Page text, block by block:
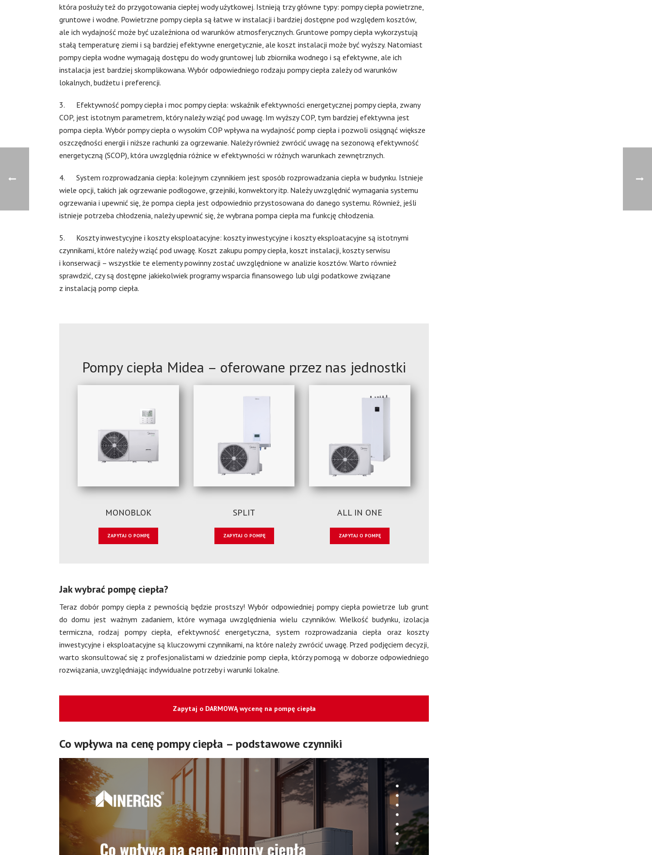
która posłuży też do przygotowania ciepłej wody użytkowej. Istnieją trzy główne typy: pompy ciepła powietrzne,
gruntowe i wodne. Powietrzne pompy ciepła są łatwe w instalacji i bardziej dostępne pod względem kosztów,
ale ich wydajność może być uzależniona od warunków atmosferycznych. Gruntowe pompy ciepła wykorzystują
stałą temperaturę ziemi i są bardziej efektywne energetycznie, ale koszt instalacji może być wyższy. Natomiast
pompy ciepła wodne wymagają dostępu do wody gruntowej lub zbiornika wodnego i są efektywne, ale ich
instalacja jest bardziej skomplikowana. Wybór odpowiedniego rodzaju pompy ciepła zależy od warunków
lokalnych, budżetu i preferencji.
3. Efektywność pompy ciepła i moc pompy ciepła: wskaźnik efektywności energetycznej pompy ciepła, zwany
COP, jest istotnym parametrem, który należy wziąć pod uwagę. Im wyższy COP, tym bardziej efektywna jest
pompa ciepła. Wybór pompy ciepła o wysokim COP wpływa na wydajność pomp ciepła i pozwoli osiągnąć większe
oszczędności energii i niższe rachunki za ogrzewanie. Należy również zwrócić uwagę na sezonową efektywność
energetyczną (SCOP), która uwzględnia różnice w efektywności w różnych warunkach zewnętrznych.
4. System rozprowadzania ciepła: kolejnym czynnikiem jest sposób rozprowadzania ciepła w budynku. Istnieje
wiele opcji, takich jak ogrzewanie podłogowe, grzejniki, konwektory itp. Należy uwzględnić wymagania systemu
ogrzewania i upewnić się, że pompa ciepła jest odpowiednio przystosowana do danego systemu. Również, jeśli
istnieje potrzeba chłodzenia, należy upewnić się, że wybrana pompa ciepła ma funkcję chłodzenia.
5. Koszty inwestycyjne i koszty eksploatacyjne: koszty inwestycyjne i koszty eksploatacyjne są istotnymi
czynnikami, które należy wziąć pod uwagę. Koszt zakupu pompy ciepła, koszt instalacji, koszty serwisu
i konserwacji – wszystkie te elementy powinny zostać uwzględnione w analizie kosztów. Warto również
sprawdzić, czy są dostępne jakiekolwiek programy wsparcia finansowego lub ulgi podatkowe związane
z instalacją pomp ciepła.
Pompy ciepła Midea – oferowane przez nas jednostki
MONOBLOK
ZAPYTAJ O POMPĘ
SPLIT
ZAPYTAJ O POMPĘ
ALL IN ONE
ZAPYTAJ O POMPĘ
Jak wybrać pompę ciepła?
Teraz dobór pompy ciepła z pewnością będzie prostszy! Wybór odpowiedniej pompy ciepła powietrze lub grunt
do domu jest ważnym zadaniem, które wymaga uwzględnienia wielu czynników. Wielkość budynku, izolacja
termiczna, rodzaj pompy ciepła, efektywność energetyczna, system rozprowadzania ciepła oraz koszty
inwestycyjne i eksploatacyjne są kluczowymi czynnikami, na które należy zwrócić uwagę. Przed podjęciem decyzji,
warto skonsultować się z profesjonalistami w dziedzinie pomp ciepła, którzy pomogą w doborze odpowiedniego
rozwiązania, uwzględniając indywidualne potrzeby i warunki lokalne.
Zapytaj o DARMOWĄ wycenę na pompę ciepła
Co wpływa na cenę pompy ciepła – podstawowe czynniki